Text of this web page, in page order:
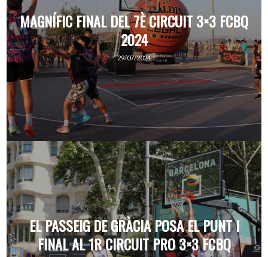
MAGNÍFIC FINAL DEL 7È CIRCUIT 3×3 FCBQ
2024
29/07/2024
EL PASSEIG DE GRÀCIA POSA EL PUNT I
FINAL AL 1R CIRCUIT PRO 3×3 FCBQ